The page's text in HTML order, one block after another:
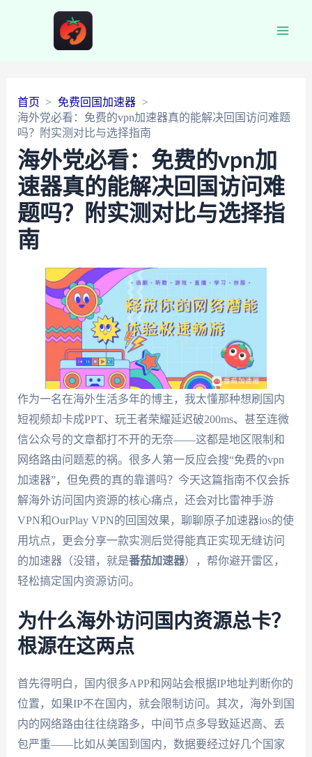
首页
免费回国加速器
海外党必看：免费的vpn加速器真的能解决回国访问难题
吗？附实测对比与选择指南
海外党必看：免费的vpn加
速器真的能解决回国访问难
题吗？附实测对比与选择指
南
作为一名在海外生活多年的博主，我太懂那种想刷国内
短视频却卡成PPT、玩王者荣耀延迟破200ms、甚至连微
信公众号的文章都打不开的无奈——这都是地区限制和
网络路由问题惹的祸。很多人第一反应会搜“免费的vpn
加速器”，但免费的真的靠谱吗？今天这篇指南不仅会拆
解海外访问国内资源的核心痛点，还会对比雷神手游
VPN和OurPlay VPN的回国效果，聊聊原子加速器ios的使
用坑点，更会分享一款实测后觉得能真正实现无缝访问
的加速器（没错，就是番茄加速器），帮你避开雷区，
轻松搞定国内资源访问。
为什么海外访问国内资源总卡？
根源在这两点
首先得明白，国内很多APP和网站会根据IP地址判断你的
位置，如果IP不在国内，就会限制访问。其次，海外到国
内的网络路由往往绕路多，中间节点多导致延迟高、丢
包严重——比如从美国到国内，数据要经过好几个国家